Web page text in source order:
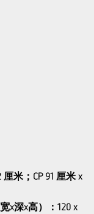
米；CP 91 厘米 x
x深x高）：120 x